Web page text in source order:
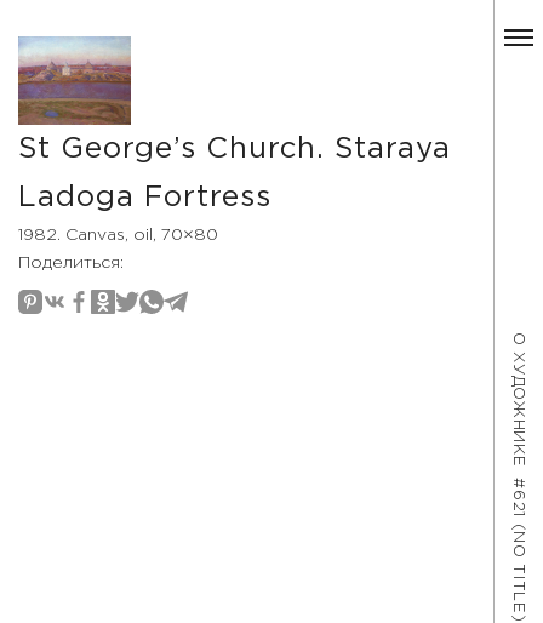
О ХУДОЖНИКЕ
#621 (NO TITLE)
St George’s Church. Staraya
Ladoga Fortress
1982. Canvas, oil, 70×80
Поделиться: